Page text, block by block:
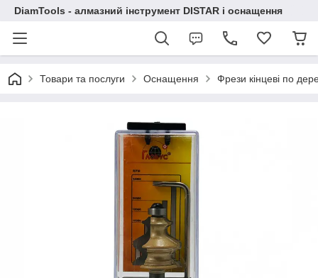
DiamTools - алмазний інструмент DISTAR і оснащення
Товари та послуги Оснащення Фрези кінцеві по